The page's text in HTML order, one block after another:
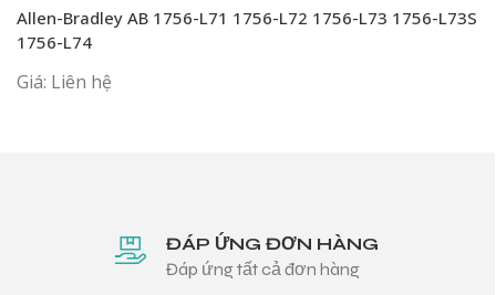
Allen-Bradley AB 1756-L71 1756-L72 1756-L73 1756-L73S
1756-L74
Giá: Liên hệ
ĐÁP ỨNG ĐƠN HÀNG
Đáp ứng tất cả đơn hàng